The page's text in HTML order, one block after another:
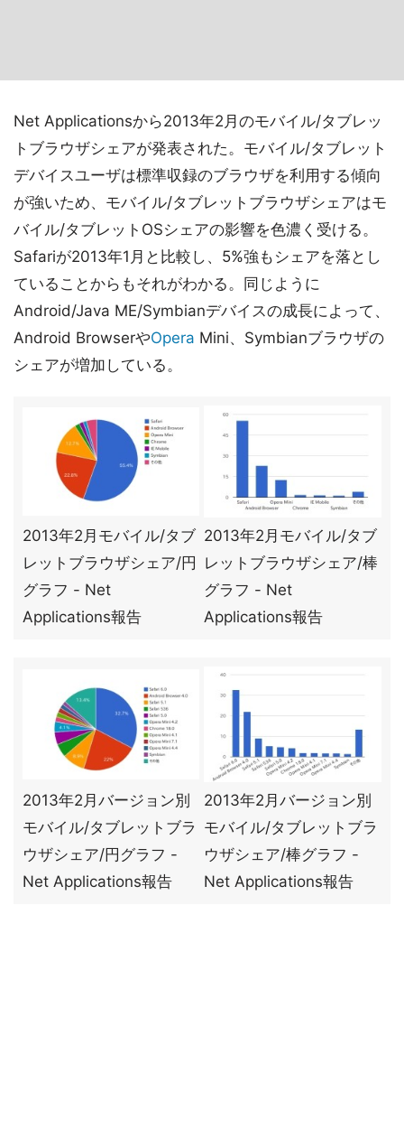
Net Applicationsから2013年2月のモバイル/タブレッ
トブラウザシェアが発表された。モバイル/タブレット
デバイスユーザは標準収録のブラウザを利用する傾向
が強いため、モバイル/タブレットブラウザシェアはモ
バイル/タブレットOSシェアの影響を色濃く受ける。
Safariが2013年1月と比較し、5%強もシェアを落とし
ていることからもそれがわかる。同じように
Android/Java ME/Symbianデバイスの成長によって、
Android BrowserやOpera Mini、Symbianブラウザの
シェアが増加している。
2013年2月モバイル/タブ
レットブラウザシェア/円
グラフ - Net
Applications報告
2013年2月モバイル/タブ
レットブラウザシェア/棒
グラフ - Net
Applications報告
2013年2月バージョン別
モバイル/タブレットブラ
ウザシェア/円グラフ -
Net Applications報告
2013年2月バージョン別
モバイル/タブレットブラ
ウザシェア/棒グラフ -
Net Applications報告